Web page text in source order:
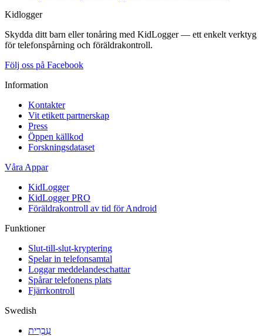
Kidlogger
Skydda ditt barn eller tonåring med KidLogger — ett enkelt verktyg
för telefonspårning och föräldrakontroll.
Följ oss på Facebook
Information
Kontakter
Vit etikett partnerskap
Press
Öppen källkod
Forskningsdataset
Våra Appar
KidLogger
KidLogger PRO
Föräldrakontroll av tid för Android
Funktioner
Slut-till-slut-kryptering
Spelar in telefonsamtal
Loggar meddelandeschattar
Spårar telefonens plats
Fjärrkontroll
Swedish
עִבְרִית